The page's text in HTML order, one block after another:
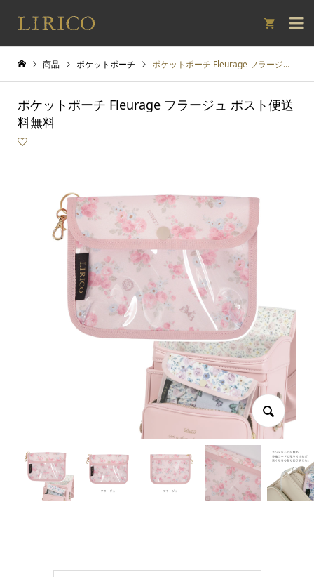

商品 ポケットポーチ ポケットポーチ Fleurage フラージュ ポスト便送料無料
ポケットポーチ Fleurage フラージュ ポスト便送
料無料